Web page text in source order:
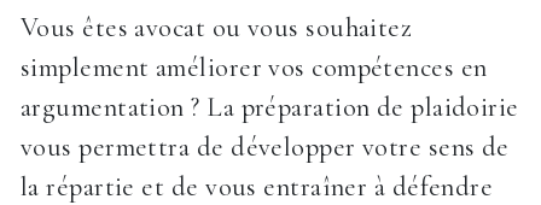
Vous êtes avocat ou vous souhaitez
simplement améliorer vos compétences en
argumentation ? La préparation de plaidoirie
vous permettra de développer votre sens de
la répartie et de vous entraîner à défendre